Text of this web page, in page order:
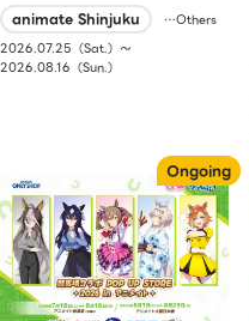
animate Shinjuku
…Others
2026.07.25（Sat.）〜
2026.08.16（Sun.）